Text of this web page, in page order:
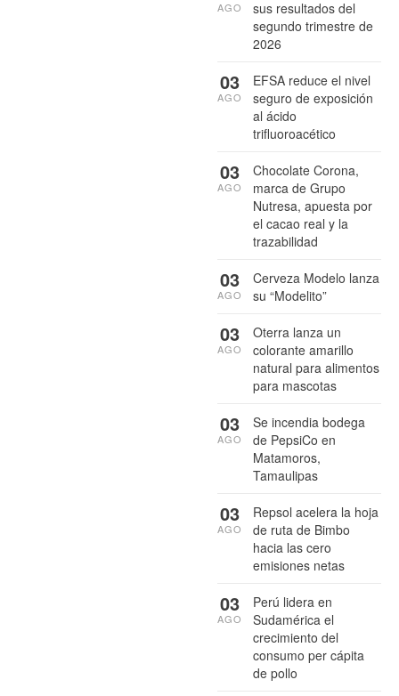
sus resultados del
segundo trimestre de
2026
AGO
EFSA reduce el nivel
seguro de exposición
al ácido
trifluoroacético
03
AGO
Chocolate Corona,
marca de Grupo
Nutresa, apuesta por
el cacao real y la
trazabilidad
03
AGO
Cerveza Modelo lanza
su “Modelito”
03
AGO
Oterra lanza un
colorante amarillo
natural para alimentos
para mascotas
03
AGO
Se incendia bodega
de PepsiCo en
Matamoros,
Tamaulipas
03
AGO
Repsol acelera la hoja
de ruta de Bimbo
hacia las cero
emisiones netas
03
AGO
Perú lidera en
Sudamérica el
crecimiento del
consumo per cápita
de pollo
03
AGO